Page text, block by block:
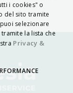
HUNGARIAN
DEUTSCH
POLSKI
PORTUGUÊS
i cookies" o
del sito tramite
selezionare
la lista che
Privacy &